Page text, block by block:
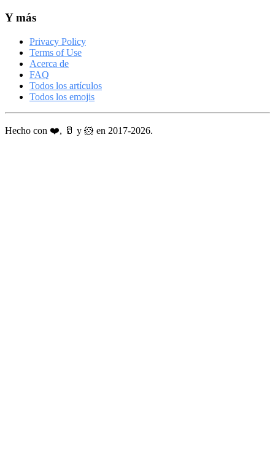
Y más
Privacy Policy
Terms of Use
Acerca de
FAQ
Todos los artículos
Todos los emojis
Hecho con ❤️, 🥛 y 🐹 en 2017-2026.